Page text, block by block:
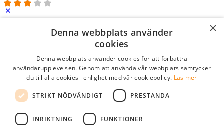
Logga in som företag
Lösenord
kom ihåg mig
logga in
×
Denna webbplats använder
cookies
Denna webbplats använder cookies för att förbättra
användarupplevelsen. Genom att använda vår webbplats samtycker
du till alla cookies i enlighet med vår cookiepolicy. Läs mer
STRIKT NÖDVÄNDIGT PRESTANDA
INRIKTNING FUNKTIONER